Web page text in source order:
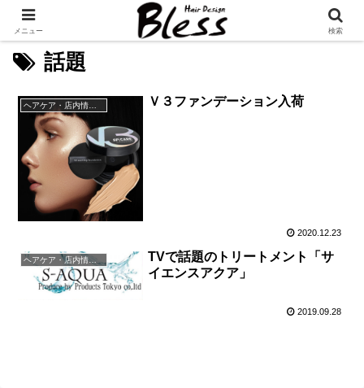
話題
ヘアケア・店内情報（キャンペーン以外）など Ｖ３ファンデーション入荷
2020.12.23
ヘアケア・店内情報（キャンペーン以外）など
TVで話題のトリートメント「サ
イエンスアクア」
2019.09.28
メニュー 検索